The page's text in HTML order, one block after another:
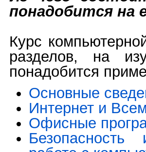
понадобится на
Курс
разделов, на
понадобится
Основные
Интернет и
Офисные